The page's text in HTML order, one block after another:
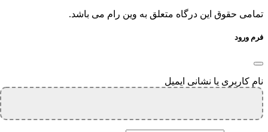
تمامی حقوق این درگاه متعلق به وین رام می باشد.
فرم ورود
نام کاربری یا نشانی ایمیل